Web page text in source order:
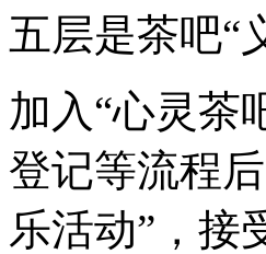
五层是茶吧“
加入“心灵茶
登记等流程
乐活动”，接